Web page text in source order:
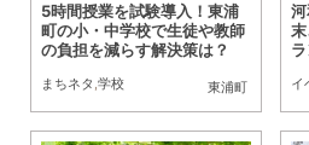
東浦町
5時間授業を試験導入！東浦
町の小・中学校で生徒や教師
の負担を減らす解決策は？
まちネタ ,学校 イ